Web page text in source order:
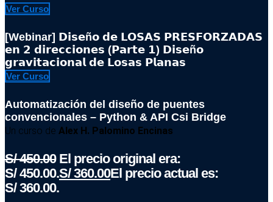
Ver Curso
[Webinar] 𝗗𝗶𝘀𝗲ñ𝗼 𝗱𝗲 𝗟𝗢𝗦𝗔𝗦 𝗣𝗥𝗘𝗦𝗙𝗢𝗥𝗭𝗔𝗗𝗔𝗦
𝗲𝗻 𝟮 𝗱𝗶𝗿𝗲𝗰𝗰𝗶𝗼𝗻𝗲𝘀 (𝗣𝗮𝗿𝘁𝗲 𝟭) 𝗗𝗶𝘀𝗲ñ𝗼
𝗴𝗿𝗮𝘃𝗶𝘁𝗮𝗰𝗶𝗼𝗻𝗮𝗹 𝗱𝗲 𝗟𝗼𝘀𝗮𝘀 𝗣𝗹𝗮𝗻𝗮𝘀
Ver Curso
Automatización del diseño de puentes
convencionales – Python & API Csi Bridge
Un curso de Alex H. Palomino Encinas
S/450.00 El precio original era:
S/ 450.00.S/360.00El precio actual es:
S/ 360.00.